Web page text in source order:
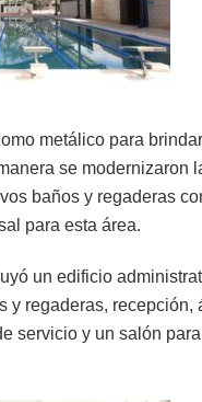
metálico para
se modernizaron
baños y regaderas
para esta área.
un edificio
y regaderas, recepción,
servicio y un salón